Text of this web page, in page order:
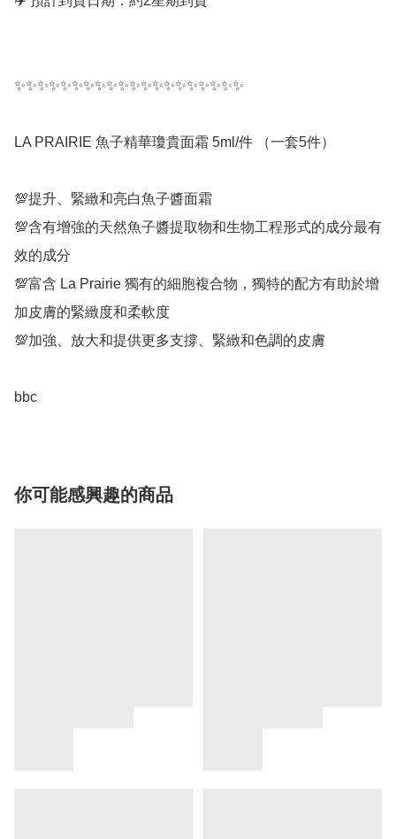
✨✨✨✨✨✨✨✨✨✨✨✨✨✨✨✨✨✨✨✨
LA PRAIRIE 魚子精華瓊貴面霜 5ml/件 （一套5件）
💯提升、緊緻和亮白魚子醬面霜
💯含有增強的天然魚子醬提取物和生物工程形式的成分最有
效的成分
💯富含 La Prairie 獨有的細胞複合物，獨特的配方有助於增
加皮膚的緊緻度和柔軟度
💯加強、放大和提供更多支撐、緊緻和色調的皮膚
bbc
你可能感興趣的商品